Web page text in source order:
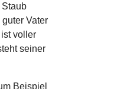
Vater
voller
seiner
Beispiel